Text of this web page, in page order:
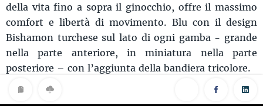
della vita fino a sopra il ginocchio, offre il massimo
comfort e libertà di movimento. Blu con il design
Bishamon turchese sul lato di ogni gamba - grande
nella parte anteriore, in miniatura nella parte
posteriore – con l’aggiunta della bandiera tricolore.
Prezzo: €50,00